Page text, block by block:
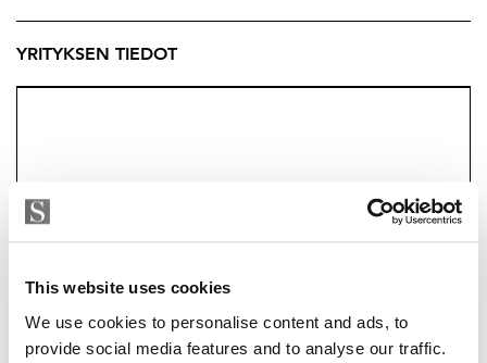
This website uses cookies
We use cookies to personalise content and ads, to
provide social media features and to analyse our traffic.
liikkumisesta – kalastus, veneily ja uinti löytyvät
kaikki läheltä. Talvisin tarjolla on laskettelurinteitä,
käytännössä aivan kulman takaa, vain muutamien
satojen metrien ja korkeintaan vartin ajomatkan sisältä.
kauneus ja monipuolinen tekeminen – erinomainen
valinta niin aktiiviselle lomailijalle kuin rauhaa
arvostavalle rakentajalle.
YRITYKSEN TIEDOT